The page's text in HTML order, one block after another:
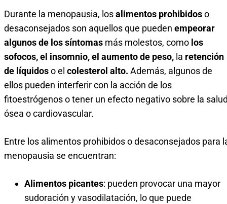
Durante la menopausia, losalimentos prohibidoso
desaconsejados son aquellos que pueden empeorar
algunos de los síntomas más molestos, como los
sofocos, el insomnio, el aumento de peso, la retención
de líquidoso el colesterol alto. Además, algunos de
ellos pueden interferir con la acción de los
fitoestrógenos o tener un efecto negativo sobre la
ósea o cardiovascular.
Entre los alimentos prohibidos o desaconsejados para
menopausia se encuentran:
Alimentos picantes: pueden provocar una mayor
sudoración y vasodilatación, lo que puede